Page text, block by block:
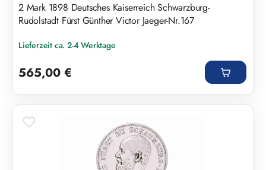
2 Mark 1898 Deutsches Kaiserreich Schwarzburg-
Rudolstadt Fürst Günther Victor Jaeger-Nr.167
Lieferzeit ca. 2-4 Werktage
565,00 €